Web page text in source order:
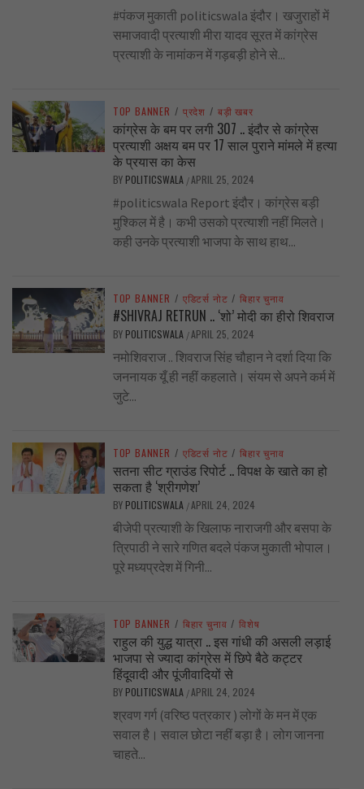
#पंकज मुकाती politicswala इंदौर। खजुराहों में
समाजवादी प्रत्याशी मीरा यादव सूरत में कांग्रेस
प्रत्याशी के नामांकन में गड़बड़ी होने से...
TOP BANNER / प्रदेश / बड़ी खबर
कांग्रेस के बम पर लगी 307 .. इंदौर से कांग्रेस
प्रत्याशी अक्षय बम पर 17 साल पुराने मांमले में हत्या
के प्रयास का केस
BY POLITICSWALA /APRIL 25, 2024
#politicswala Report इंदौर। कांग्रेस बड़ी
मुश्किल में है। कभी उसको प्रत्याशी नहीं मिलते।
कही उनके प्रत्याशी भाजपा के साथ हाथ...
TOP BANNER / एडिटर्स नोट / बिहार चुनाव
#SHIVRAJ RETRUN .. ‘शो’ मोदी का हीरो शिवराज
BY POLITICSWALA /APRIL 25, 2024
नमोशिवराज .. शिवराज सिंह चौहान ने दर्शा दिया कि
जननायक यूँ ही नहीं कहलाते। संयम से अपने कर्म में
जुटे...
TOP BANNER / एडिटर्स नोट / बिहार चुनाव
सतना सीट ग्राउंड रिपोर्ट .. विपक्ष के खाते का हो
सकता है ‘श्रीगणेश’
BY POLITICSWALA /APRIL 24, 2024
बीजेपी प्रत्याशी के खिलाफ नाराजगी और बसपा के
त्रिपाठी ने सारे गणित बदले पंकज मुकाती भोपाल।
पूरे मध्यप्रदेश में गिनी...
TOP BANNER / बिहार चुनाव / विशेष
राहुल की युद्ध यात्रा .. इस गांधी की असली लड़ाई
भाजपा से ज्यादा कांग्रेस में छिपे बैठे कट्टर
हिंदूवादी और पूंजीवादियों से
BY POLITICSWALA /APRIL 24, 2024
श्रवण गर्ग (वरिष्ठ पत्रकार ) लोगों के मन में एक
सवाल है। सवाल छोटा नहीं बड़ा है। लोग जानना
चाहते...